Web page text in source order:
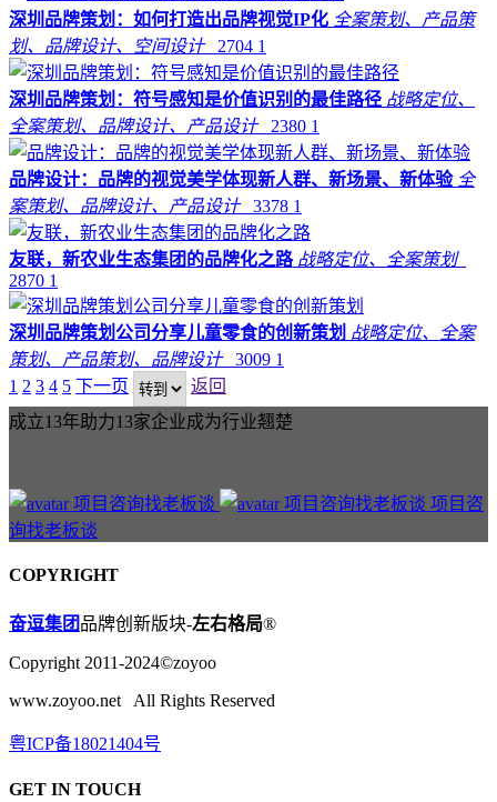
深圳品牌策划：如何打造出品牌视觉IP化 全案策划、产品策
划、品牌设计、空间设计 2704 1
深圳品牌策划：符号感知是价值识别的最佳路径 战略定位、
全案策划、品牌设计、产品设计 2380 1
品牌设计：品牌的视觉美学体现新人群、新场景、新体验 全
案策划、品牌设计、产品设计 3378 1
友联，新农业生态集团的品牌化之路 战略定位、全案策划
2870 1
深圳品牌策划公司分享儿童零食的创新策划 战略定位、全案
策划、产品策划、品牌设计 3009 1
1 2 3 4 5 下一页
返回
成立13年助力13家企业成为行业翘楚
项目咨
询找老板谈
COPYRIGHT
奋逗集团品牌创新版块-左右格局®
Copyright 2011-2024©zoyoo
www.zoyoo.net All Rights Reserved
粤ICP备18021404号
GET IN TOUCH